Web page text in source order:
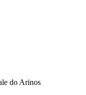
do Arinos